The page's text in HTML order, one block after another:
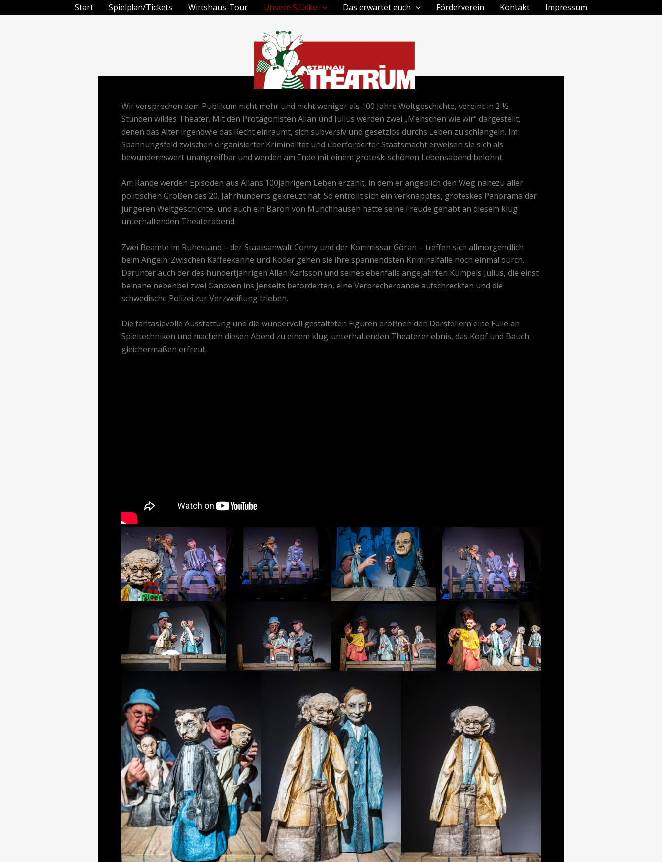
Start Spielplan/Tickets Wirtshaus-Tour Unsere Stücke Das erwartet euch Förderverein Kontakt Impressum
Wir versprechen dem Publikum nicht mehr und nicht weniger als 100 Jahre Weltgeschichte, vereint in 2 ½
Stunden wildes Theater. Mit den Protagonisten Allan und Julius werden zwei „Menschen wie wir“ dargestellt,
denen das Alter irgendwie das Recht einräumt, sich subversiv und gesetzlos durchs Leben zu schlängeln. Im
Spannungsfeld zwischen organisierter Kriminalität und überforderter Staatsmacht erweisen sie sich als
bewundernswert unangreifbar und werden am Ende mit einem grotesk-schönen Lebensabend belohnt.
Am Rande werden Episoden aus Allans 100jährigem Leben erzählt, in dem er angeblich den Weg nahezu aller
politischen Größen des 20. Jahrhunderts gekreuzt hat. So entrollt sich ein verknapptes, groteskes Panorama der
jüngeren Weltgeschichte, und auch ein Baron von Münchhausen hätte seine Freude gehabt an diesem klug
unterhaltenden Theaterabend.
Zwei Beamte im Ruhestand – der Staatsanwalt Conny und der Kommissar Göran – treffen sich allmorgendlich
beim Angeln. Zwischen Kaffeekanne und Köder gehen sie ihre spannendsten Kriminalfälle noch einmal durch.
Darunter auch der des hundertjährigen Allan Karlsson und seines ebenfalls angejahrten Kumpels Julius, die einst
beinahe nebenbei zwei Ganoven ins Jenseits beförderten, eine Verbrecherbande aufschreckten und die
schwedische Polizei zur Verzweiflung trieben.
Die fantasievolle Ausstattung und die wundervoll gestalteten Figuren eröffnen den Darstellern eine Fülle an
Spieltechniken und machen diesen Abend zu einem klug-unterhaltenden Theatererlebnis, das Kopf und Bauch
gleichermaßen erfreut.